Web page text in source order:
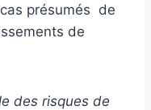
présumés de
de
des risques de